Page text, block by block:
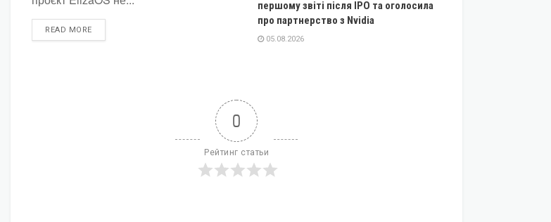
READ MOREDETAILS
першому звіті після IPO та оголосила
про партнерство з Nvidia
05.08.2026
0
Рейтинг статьи